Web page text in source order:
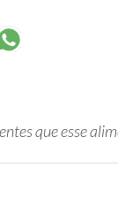
que esse